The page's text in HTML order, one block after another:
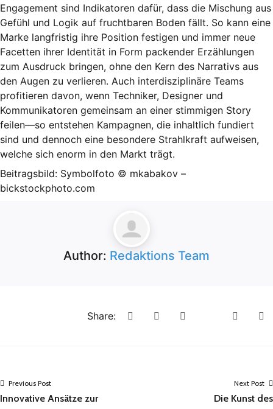
Engagement sind Indikatoren dafür, dass die Mischung aus
Gefühl und Logik auf fruchtbaren Boden fällt. So kann eine
Marke langfristig ihre Position festigen und immer neue
Facetten ihrer Identität in Form packender Erzählungen
zum Ausdruck bringen, ohne den Kern des Narrativs aus
den Augen zu verlieren. Auch interdisziplinäre Teams
profitieren davon, wenn Techniker, Designer und
Kommunikatoren gemeinsam an einer stimmigen Story
feilen—so entstehen Kampagnen, die inhaltlich fundiert
sind und dennoch eine besondere Strahlkraft aufweisen,
welche sich enorm in den Markt trägt.
Beitragsbild: Symbolfoto © mkabakov –
bickstockphoto.com
Author: Redaktions Team
Share:
Previous Post
Innovative Ansätze zur
Next Post
Die Kunst des